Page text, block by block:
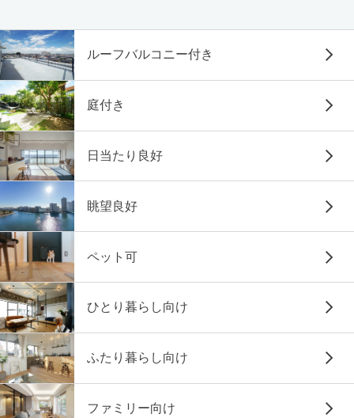
ルーフバルコニー付き
庭付き
日当たり良好
眺望良好
ペット可
ひとり暮らし向け
ふたり暮らし向け
ファミリー向け